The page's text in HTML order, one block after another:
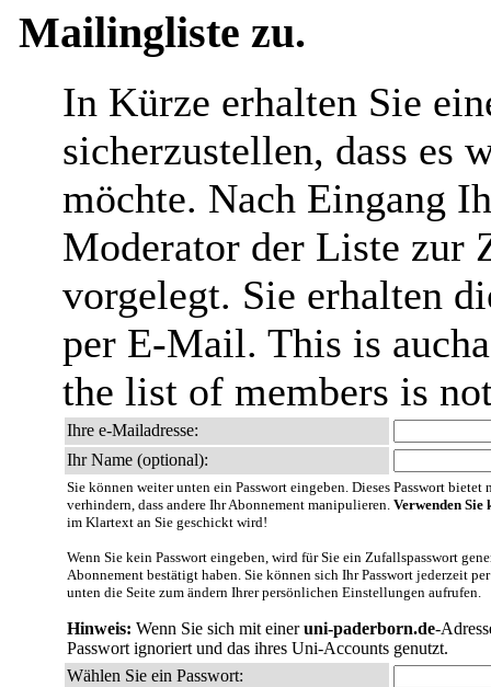
Mailingliste zu.
In Kürze erhalten Sie
sicherzustellen, dass es
möchte. Nach Eingang
Moderator der Liste zur
vorgelegt. Sie erhalten
per E-Mail. This is
the list of members is
Ihre e-Mailadresse:
Ihr Name (optional):
Sie können weiter unten ein Passwort eingeben. Dieses Passwort
verhindern, dass andere Ihr Abonnement manipulieren. Verwenden Sie
im Klartext an Sie geschickt wird!
Wenn Sie kein Passwort eingeben, wird für Sie ein Zufallspasswort
Abonnement bestätigt haben. Sie können sich Ihr Passwort jederzeit
unten die Seite zum ändern Ihrer persönlichen Einstellungen aufrufen.
Hinweis: Wenn Sie sich mit eineruni-paderborn.de-
Passwort ignoriert und das ihres Uni-Accounts genutzt.
Wählen Sie ein Passwort: